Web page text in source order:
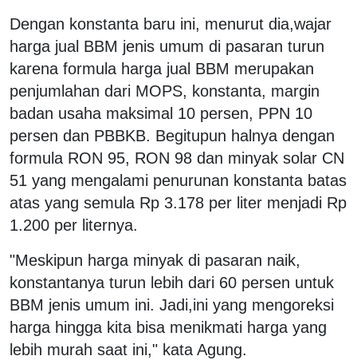
Dengan konstanta baru ini, menurut dia,wajar
harga jual BBM jenis umum di pasaran turun
karena formula harga jual BBM merupakan
penjumlahan dari MOPS, konstanta, margin
badan usaha maksimal 10 persen, PPN 10
persen dan PBBKB. Begitupun halnya dengan
formula RON 95, RON 98 dan minyak solar CN
51 yang mengalami penurunan konstanta batas
atas yang semula Rp 3.178 per liter menjadi Rp
1.200 per liternya.
"Meskipun harga minyak di pasaran naik,
konstantanya turun lebih dari 60 persen untuk
BBM jenis umum ini. Jadi,ini yang mengoreksi
harga hingga kita bisa menikmati harga yang
lebih murah saat ini," kata Agung.